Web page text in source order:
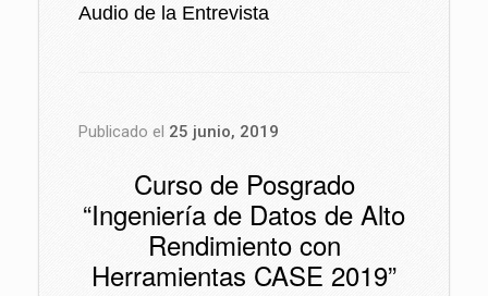
audio
Audio de la Entrevista
Publicado el 25 junio, 2019
Curso de Posgrado
“Ingeniería de Datos de Alto
Rendimiento con
Herramientas CASE 2019”